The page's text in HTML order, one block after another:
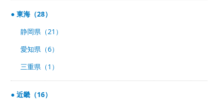
東海（28）
静岡県（21）
愛知県（6）
三重県（1）
近畿（16）